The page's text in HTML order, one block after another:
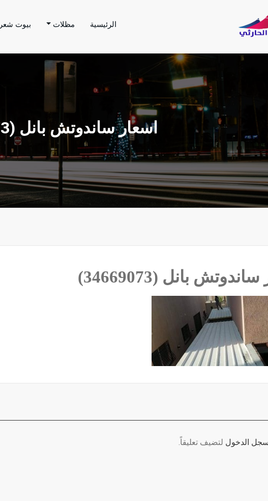
مظلات الحارثي نقوم بتنفيذ اعمال المظلات والسواتر
الرئيسية مظلات بيوت شعر
اسعار ساندوتش بانل ‫(34669073)‬ ‫‬
بانل ‫(34669073)‬
الدخول لتضيف تعليقاً.